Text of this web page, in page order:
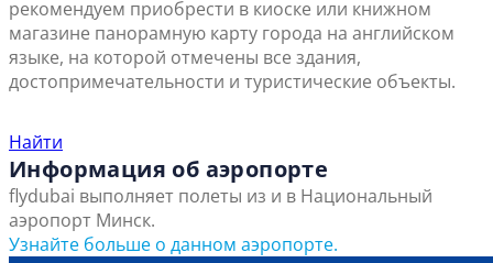
рекомендуем приобрести в киоске или книжном
магазине панорамную карту города на английском
языке, на которой отмечены все здания,
достопримечательности и туристические объекты.
Найти
Информация об аэропорте
flydubai выполняет полеты из и в Национальный
аэропорт Минск.
Узнайте больше о данном аэропорте.